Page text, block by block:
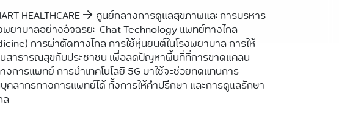
HEALTHCARE 🡪 ศูนย์กลางการดูแลสุขภาพและการบริหาร
พยาบาลอย่างอัจฉริยะ Chat Technology แพทย์ทางไกล
การผ่าตัดทางไกล การใช้หุ่นยนต์ในโรงพยาบาล การให้
สาธารณสุขกับประชาชน เพื่อลดปัญหาพื้นที่ที่การขาดแคลน
งการแพทย์ การนำเทคโนโลยี 5G มาใช้จะช่วยทดแทนการ
คลากรทางการแพทย์ได้ ทั้งการให้คำปรึกษา และการดูแลรักษา
ล